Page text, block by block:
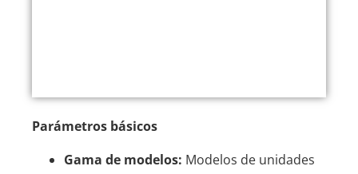
Parámetros básicos
Gama de modelos: Modelos de unidades